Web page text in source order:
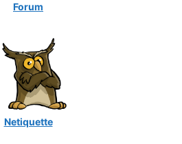
Forum
Netiquette